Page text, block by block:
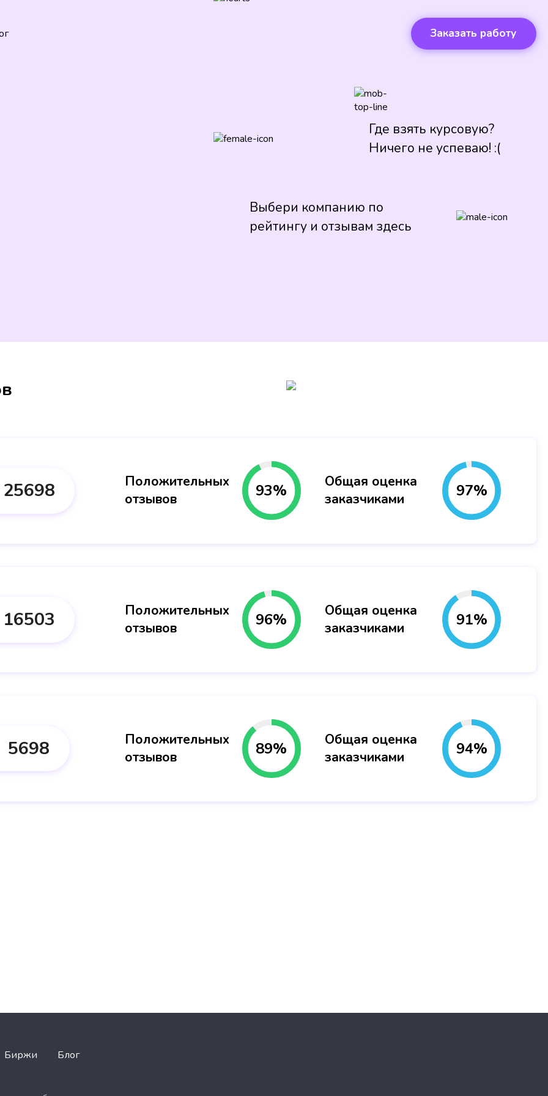
Заказать работу
Где взять курсовую?
Ничего не успеваю! :(
Выбери компанию по
рейтингу и отзывам здесь
25698
Положительных
отзывов
93%
Общая оценка
заказчиками
97%
16503
Положительных
отзывов
96%
Общая оценка
заказчиками
91%
5698
Положительных
отзывов
89%
Общая оценка
заказчиками
94%
Биржи Блог